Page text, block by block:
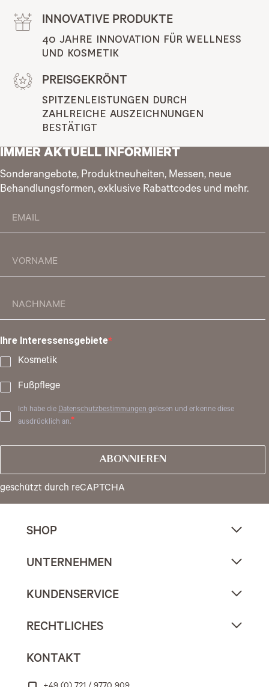
INNOVATIVE PRODUKTE
40 JAHRE INNOVATION FÜR WELLNESS
UND KOSMETIK
PREISGEKRÖNT
SPITZENLEISTUNGEN DURCH
ZAHLREICHE AUSZEICHNUNGEN
BESTÄTIGT
IMMER AKTUELL INFORMIERT
Sonderangebote, Produktneuheiten, Messen, neue
Behandlungsformen, exklusive Rabattcodes und mehr.
Ihre Interessensgebiete
Kosmetik
Fußpflege
Ich habe die Datenschutzbestimmungengelesen und erkenne diese
ausdrücklich an.
ABONNIEREN
geschützt durch reCAPTCHA
SHOP
UNTERNEHMEN
KUNDENSERVICE
RECHTLICHES
KONTAKT